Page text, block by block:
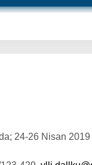
24-26 Nisan 2019